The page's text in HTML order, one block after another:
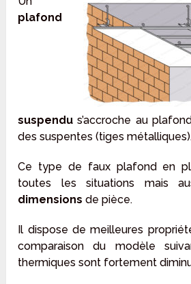
plafond
suspendu s’accroche au
des suspentes (tiges
Ce type de faux plafond en
toutes les situations mais
dimensions de pièce.
Il dispose de meilleures
comparaison du modèle
thermiques sont fortement